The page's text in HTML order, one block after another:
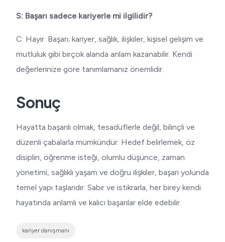
S: Başarı sadece kariyerle mi ilgilidir?
C: Hayır. Başarı; kariyer, sağlık, ilişkiler, kişisel gelişim ve
mutluluk gibi birçok alanda anlam kazanabilir. Kendi
değerlerinize göre tanımlamanız önemlidir.
Sonuç
Hayatta başarılı olmak, tesadüflerle değil, bilinçli ve
düzenli çabalarla mümkündür. Hedef belirlemek, öz
disiplin, öğrenme isteği, olumlu düşünce, zaman
yönetimi, sağlıklı yaşam ve doğru ilişkiler, başarı yolunda
temel yapı taşlarıdır. Sabır ve istikrarla, her birey kendi
hayatında anlamlı ve kalıcı başarılar elde edebilir.
kariyer danışmanı